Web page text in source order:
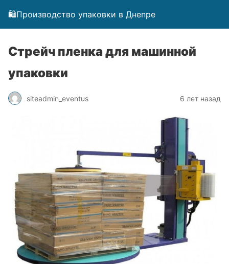
🛍️Производство упаковки в Днепре
Стрейч пленка для машинной
упаковки
siteadmin_eventus 6 лет назад